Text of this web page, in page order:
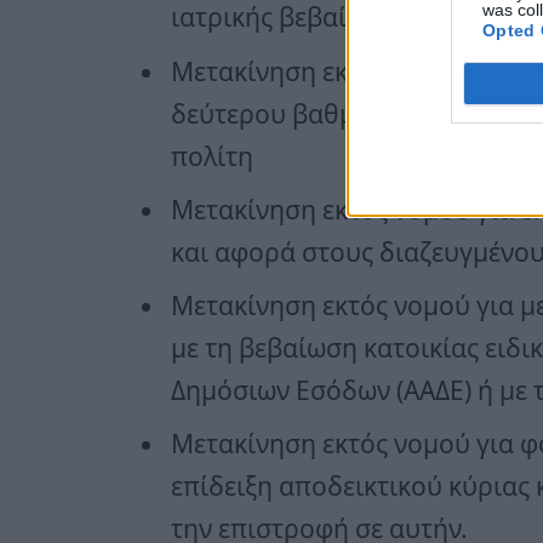
was
Opted
ιατρικής βεβαίωσης
Μετακίνηση εκτός νομού για
δεύτερου βαθμού), η οποία
πολίτη
Μετακίνηση εκτός νομού για
και αφορά στους
Μετακίνηση εκτός νομού για
με τη βεβαίωση κατοικίας
Δημόσιων Εσόδων (ΑΑΔΕ) ή με
Μετακίνηση εκτός νομού για
επίδειξη αποδεικτικού
την επιστροφή σε αυτήν.